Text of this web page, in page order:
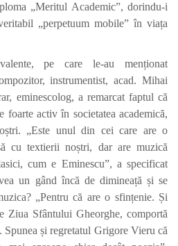
„Meritul Academic”, dorindu-i
„perpetuum mobile” în viața
pe care le-au menționat
instrumentist, acad. Mihai
eminescolog, a remarcat faptul că
foarte activ în societatea academică,
„Este unul din cei care are o
cu textierii noștri, dar are muzică
cum e Eminescu”, a specificat
un gând încă de dimineață și se
„Pentru că are o sfințenie. Și
Ziua Sfântului Gheorghe, comportă
Spunea și regretatul Grigore Vieru că